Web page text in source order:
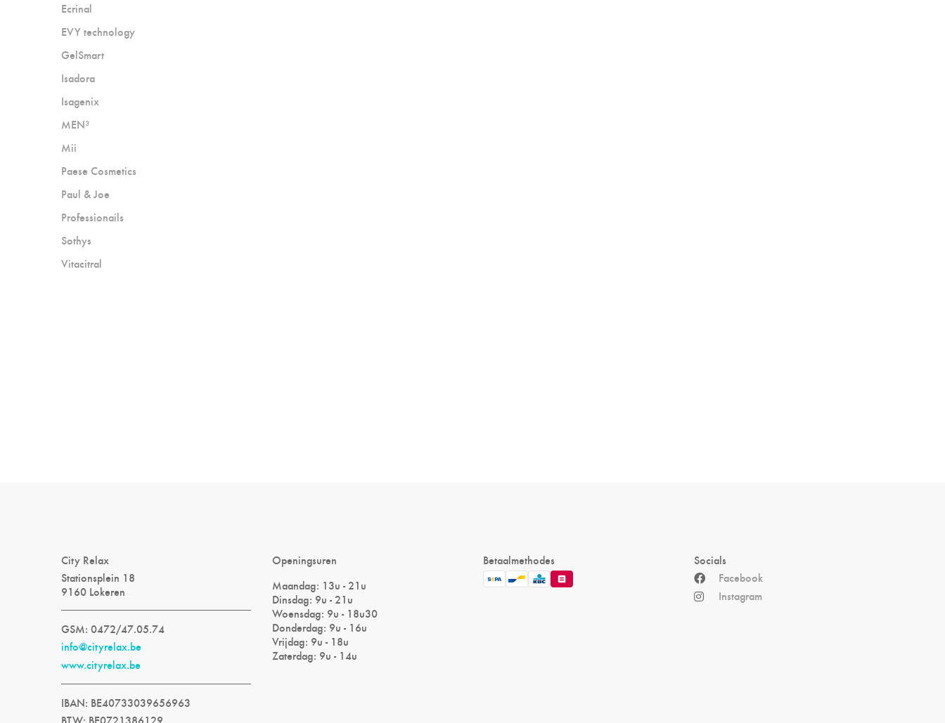
Ecrinal
EVY technology
GelSmart
Isadora
Isagenix
MEN³
Mii
Paese Cosmetics
Paul & Joe
Professionails
Sothys
Vitacitral
City Relax
Stationsplein 18
9160 Lokeren
GSM: 0472/47.05.74
info@cityrelax.be
www.cityrelax.be
IBAN: BE40733039656963
BTW: BE0721386129
Openingsuren
Maandag: 13u - 21u
Dinsdag: 9u - 21u
Woensdag: 9u - 18u30
Donderdag: 9u - 16u
Vrijdag: 9u - 18u
Zaterdag: 9u - 14u
Betaalmethodes
Socials
Facebook
Instagram